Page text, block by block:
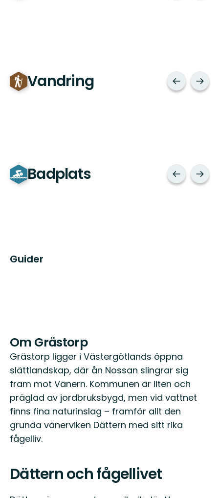
Vandring
Badplats
Guider
Om Grästorp
Grästorp ligger i Västergötlands öppna
slättlandskap, där ån Nossan slingrar sig
fram mot Vänern. Kommunen är liten och
präglad av jordbruksbygd, men vid vattnet
finns fina naturinslag – framför allt den
grunda vänerviken Dättern med sitt rika
fågelliv.
Dättern och fågellivet